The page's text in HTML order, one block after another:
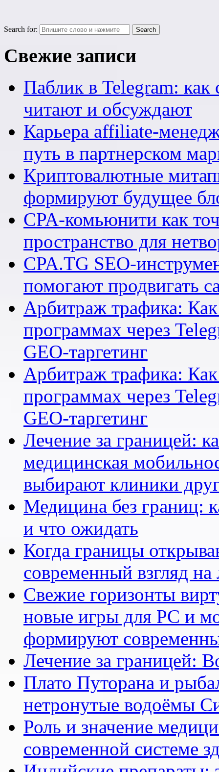
Search for:
Свежие записи
Паблик в Telegram: как
читают и обсуждают
Карьера affiliate-
путь в партнерском
Криптовалютные
формируют будущее
CPA-комьюнити как
пространство для
CPA.TG SEO-
помогают продвигать
Арбитраж трафика: Как
программах через
GEO-таргетинг
Арбитраж трафика: Как
программах через
GEO-таргетинг
Лечение за границей:
медицинская
выбирают клиники
Медицина без границ:
и что ожидать
Когда границы
современный взгляд
Свежие горизонты
новые игры для PC и
формируют
Лечение за границей:
Плато Путорана и
нетронутые водоёмы
Роль и значение
современной системе